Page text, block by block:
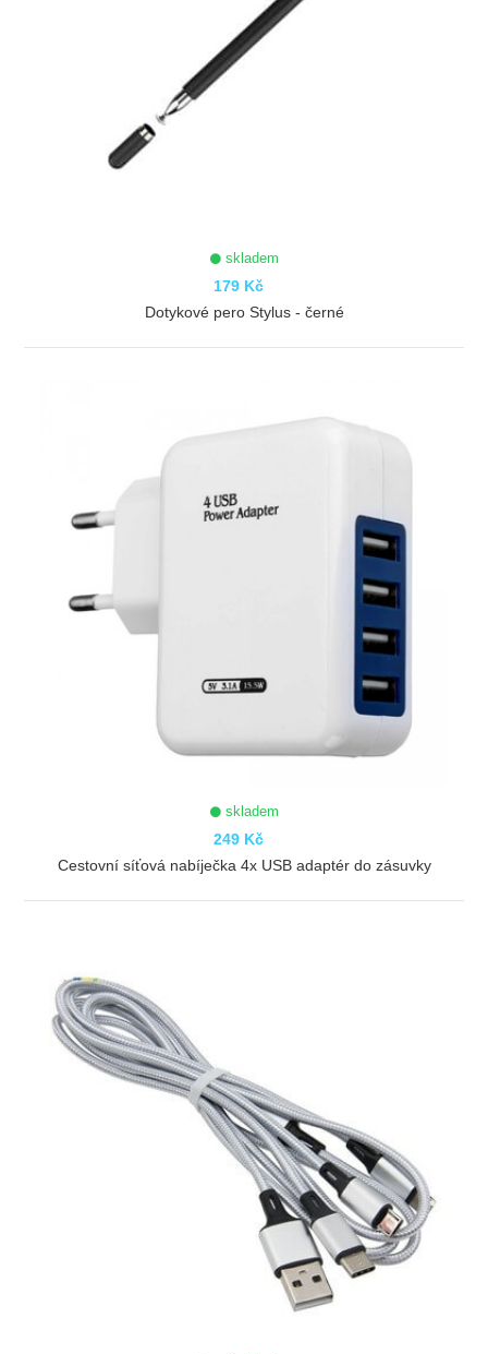
skladem
179 Kč
Dotykové pero Stylus - černé
skladem
249 Kč
Cestovní síťová nabíječka 4x USB adaptér do zásuvky